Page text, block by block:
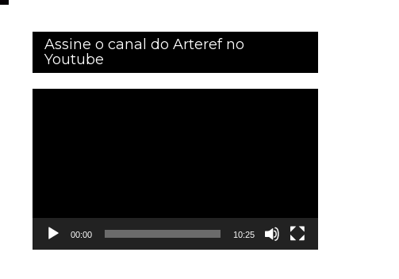
Assine o canal do Arteref no
Youtube
00:00 10:25